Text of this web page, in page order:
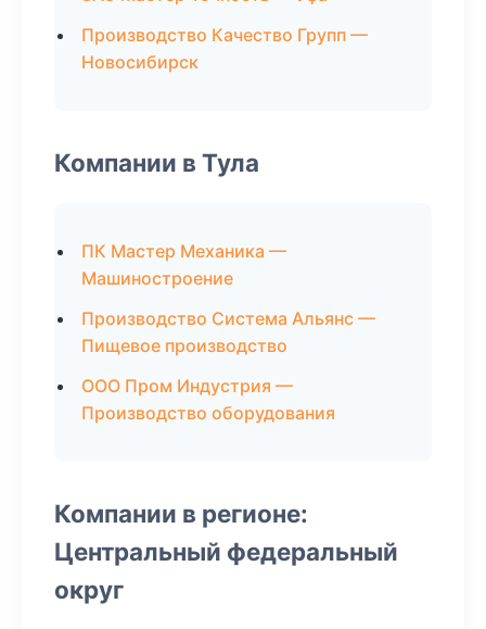
Производство Качество Групп —
Новосибирск
Компании в Тула
ПК Мастер Механика —
Машиностроение
Производство Система Альянс —
Пищевое производство
ООО Пром Индустрия —
Производство оборудования
Компании в регионе:
Центральный федеральный
округ